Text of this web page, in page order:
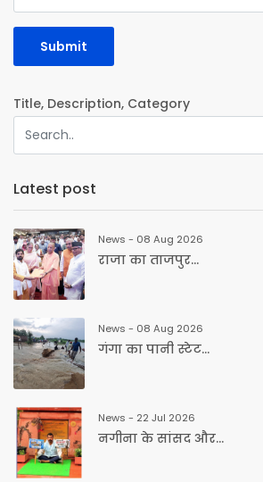
Submit
Title, Description, Category
Latest post
News - 08 Aug 2026
राजा का ताजपुर...
News - 08 Aug 2026
गंगा का पानी स्टेट...
News - 22 Jul 2026
नगीना के सांसद और...